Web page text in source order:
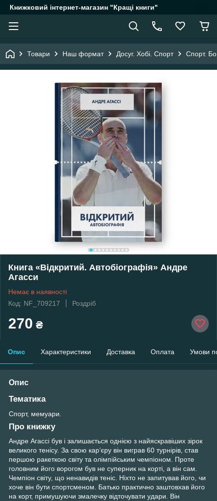
Книжковий інтернет-магазин "Кращі книги"
Товари Наш формат Досуг. Хобі. Спорт Спорт.
Книга «Відкритий. Автобіографія» Андре
Агасси
Немає в наявності
Код: NF_709217
Роздріб
270 ₴
Опис Характеристики Доставка Оплата Умови
Опис
Тематика
Спорт, мемуари.
Про книжку
Андре Агассі був і залишається однією з найяскравіших зірок
великого тенісу. За свою кар’єру він виграв 60 турнірів, став
першою ракеткою світу та олімпійським чемпіоном. Проте
головним його ворогом був не суперник на корті, а він сам.
Чемпіон світу, що ненавидів теніс. Ніхто не запитував його, чи
хоче він бути спортсменом. Батько практично заштовхав його
на корт, примушуючи змалечку відточувати удари. Він